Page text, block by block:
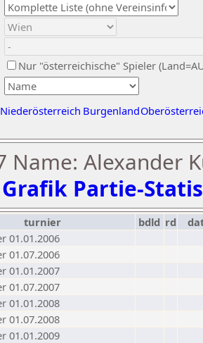
Nur "österreichische" Spieler
Niederösterreich Burgenland
Name: Alexander
Grafik Partie-
turnier bdld rd
01.01.2006
01.07.2006
01.01.2007
01.07.2007
01.01.2008
01.07.2008
01.01.2009